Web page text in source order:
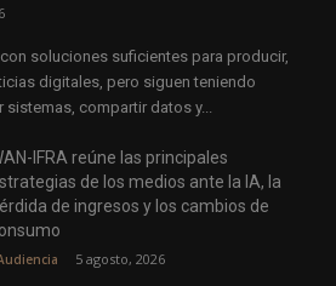
soluciones suficientes para producir,
digitales, pero siguen teniendo
compartir datos y...
IFRA reúne las principales
de los medios ante la IA, la
de ingresos y los cambios de
5 agosto, 2026